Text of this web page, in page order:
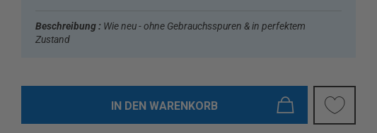
Beschreibung : Wie neu - ohne Gebrauchsspuren & in perfektem
Zustand
IN DEN WARENKORB